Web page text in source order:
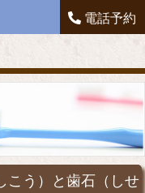
電話予約
う）と歯石（しせ